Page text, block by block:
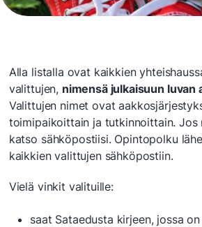
Alla listalla ovat kaikkien
valittujen, nimensä julkaisuun luvan
Valittujen nimet ovat
toimipaikoittain ja tutkinnoittain. Jos
katso sähköpostiisi. Opintopolku
kaikkien valittujen sähköpostiin.
Vielä vinkit valituille:
saat Sataedusta kirjeen, jossa